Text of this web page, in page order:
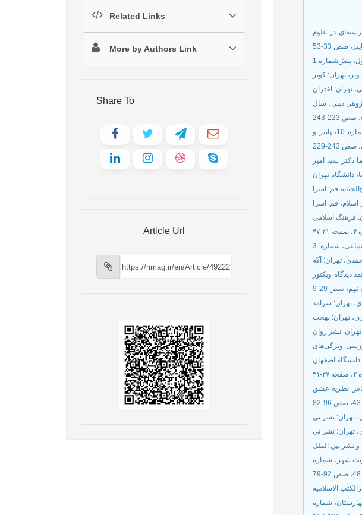
Related Links
More by Authors Link
Share To
Article Url
در علوم
دینی، سال
بهشتی، سید محمد (1395)، یادداشت فنی: خانه از آغاز پهلوی اول تا دهه چهل شمسی، مطالعات معماری ایران، شماره 10، پاییز و
دکتر سید امیر
کریم و نقد دیدگاه ویکتور
بررسی ویژگی‌های
بر اساس نظریه عشق
هویت شهر، شماره
48، صص 92-79.
بهارستان، شماره